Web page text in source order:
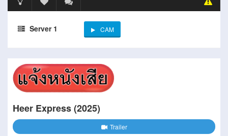
Server 1 CAM
Heer Express (2025)
Trailer